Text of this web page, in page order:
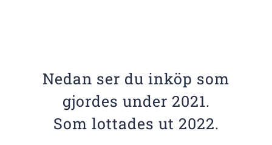
Nedan ser du inköp som
gjordes under 2021.
Som lottades ut 2022.